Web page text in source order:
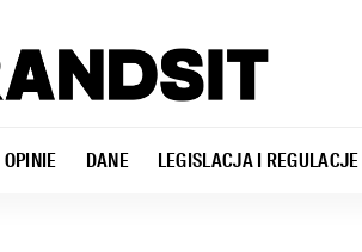
OPINIE DANE LEGISLACJA I REGULACJE